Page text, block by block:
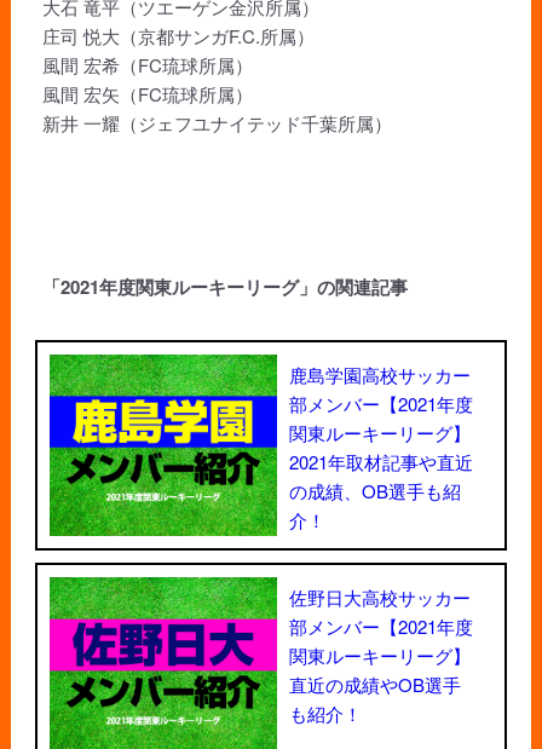
大石 竜平（ツエーゲン金沢所属）
庄司 悦大（京都サンガF.C.所属）
風間 宏希（FC琉球所属）
風間 宏矢（FC琉球所属）
新井 一耀（ジェフユナイテッド千葉所属）
「2021年度関東ルーキーリーグ」の関連記事
鹿島学園高校サッカー
部メンバー【2021年度
関東ルーキーリーグ】
2021年取材記事や直近
の成績、OB選手も紹
介！
佐野日大高校サッカー
部メンバー【2021年度
関東ルーキーリーグ】
直近の成績やOB選手
も紹介！